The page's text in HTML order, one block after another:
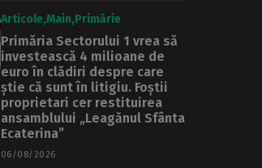
Articole Main Primărie
Primăria Sectorului 1 vrea să
investească 4 milioane de
euro în clădiri despre care
știe că sunt în litigiu. Foștii
proprietari cer restituirea
ansamblului „Leagănul Sfânta
Ecaterina”
06/08/2026